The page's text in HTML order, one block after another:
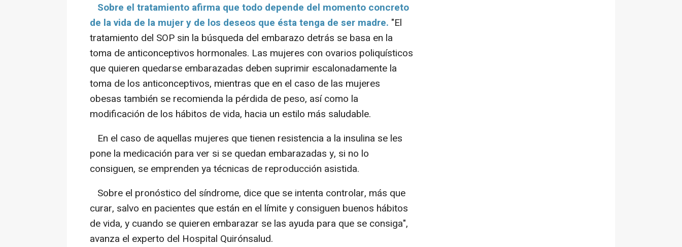
Sobre el tratamiento afirma que todo depende del momento concreto
de la vida de la mujer y de los deseos que ésta tenga de ser madre. "El
tratamiento del SOP sin la búsqueda del embarazo detrás se basa en la
toma de anticonceptivos hormonales. Las mujeres con ovarios poliquísticos
que quieren quedarse embarazadas deben suprimir escalonadamente la
toma de los anticonceptivos, mientras que en el caso de las mujeres
obesas también se recomienda la pérdida de peso, así como la
modificación de los hábitos de vida, hacia un estilo más saludable.
En el caso de aquellas mujeres que tienen resistencia a la insulina se les
pone la medicación para ver si se quedan embarazadas y, si no lo
consiguen, se emprenden ya técnicas de reproducción asistida.
Sobre el pronóstico del síndrome, dice que se intenta controlar, más que
curar, salvo en pacientes que están en el límite y consiguen buenos hábitos
de vida, y cuando se quieren embarazar se las ayuda para que se consiga",
avanza el experto del Hospital Quirónsalud.